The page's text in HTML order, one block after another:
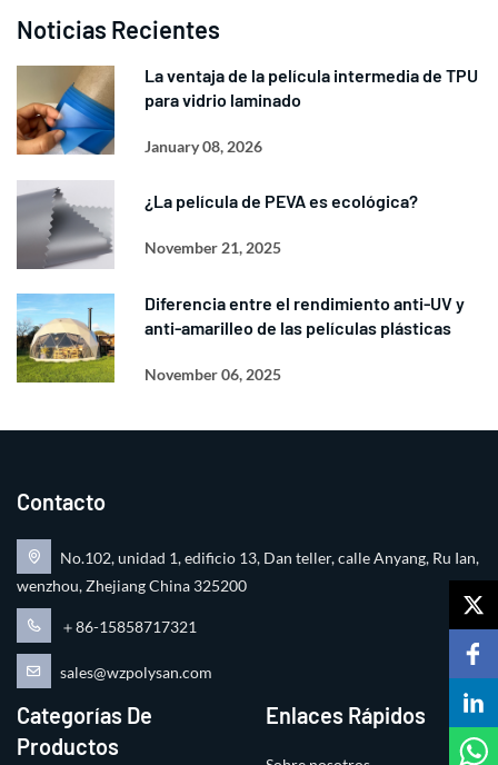
Noticias Recientes
La ventaja de la película intermedia de TPU
para vidrio laminado
January 08, 2026
¿La película de PEVA es ecológica?
November 21, 2025
Diferencia entre el rendimiento anti-UV y
anti-amarilleo de las películas plásticas
November 06, 2025
Contacto
No.102, unidad 1, edificio 13, Dan teller, calle Anyang, Ru Ian,
wenzhou, Zhejiang China 325200
＋86-15858717321
sales@wzpolysan.com
Categorías De
Productos
Enlaces Rápidos